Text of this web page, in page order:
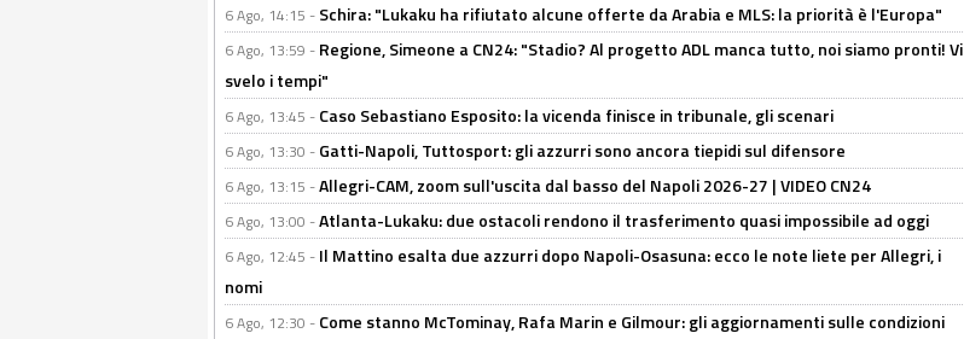
6 Ago, 14:15 - Schira: "Lukaku ha rifiutato alcune offerte da Arabia e MLS: la priorità è l'Europa"
6 Ago, 13:59 - Regione, Simeone a CN24: "Stadio? Al progetto ADL manca tutto, noi siamo pronti! Vi
svelo i tempi"
6 Ago, 13:45 - Caso Sebastiano Esposito: la vicenda finisce in tribunale, gli scenari
6 Ago, 13:30 - Gatti-Napoli, Tuttosport: gli azzurri sono ancora tiepidi sul difensore
6 Ago, 13:15 -Allegri-CAM, zoom sull'uscita dal basso del Napoli 2026-27 | VIDEO CN24
6 Ago, 13:00 -Atlanta-Lukaku: due ostacoli rendono il trasferimento quasi impossibile ad oggi
6 Ago, 12:45 - Il Mattino esalta due azzurri dopo Napoli-Osasuna: ecco le note liete per Allegri, i
nomi
6 Ago, 12:30 - Come stanno McTominay, Rafa Marin e Gilmour: gli aggiornamenti sulle condizioni